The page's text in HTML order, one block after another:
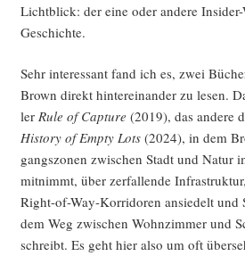
Licht­blick: der eine oder ande­re
Geschichte.
Sehr inter­es­sant fand ich es, zwei
Brown direkt hin­ter­ein­an­der zu lesen.
ler Rule of Cap­tu­re (2019), das ande­re
Histo­ry of Emp­ty Lots(2024), in dem
gangs­zo­nen zwi­schen Stadt und Natur
mit­nimmt, über zer­fal­len­de
Right-of-Way-Kor­ri­do­ren ansie­delt und
dem Weg zwi­schen Wohn­zim­mer und
schreibt. Es geht hier also um oft